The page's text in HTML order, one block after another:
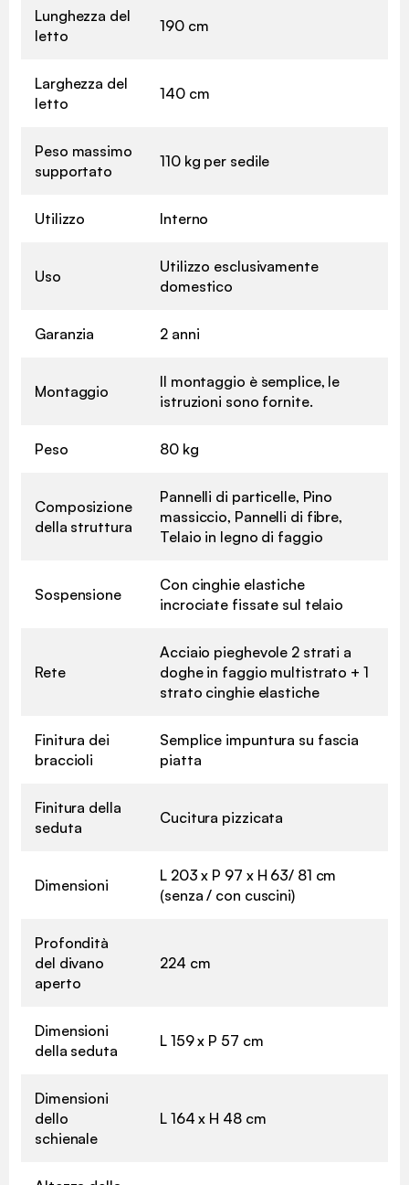
Lunghezza del
letto
190 cm
Larghezza del
letto
140 cm
Peso massimo
supportato
110 kg per sedile
Utilizzo Interno
Uso
Utilizzo esclusivamente
domestico
Garanzia 2 anni
Montaggio
Il montaggio è semplice, le
istruzioni sono fornite.
Peso 80 kg
Composizione
della struttura
Pannelli di particelle, Pino
massiccio, Pannelli di fibre,
Telaio in legno di faggio
Sospensione
Con cinghie elastiche
incrociate fissate sul telaio
Rete
Acciaio pieghevole 2 strati a
doghe in faggio multistrato + 1
strato cinghie elastiche
Finitura dei
braccioli
Semplice impuntura su fascia
piatta
Finitura della
seduta
Cucitura pizzicata
Dimensioni
L 203 x P 97 x H 63/ 81 cm
(senza / con cuscini)
Profondità
del divano
aperto
224 cm
Dimensioni
della seduta
L 159 x P 57 cm
Dimensioni
dello
schienale
L 164 x H 48 cm